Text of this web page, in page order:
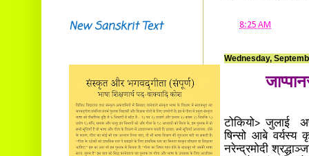
8:25 AM
Wednesday,
टोकियो> जुलाई
षिन्सो आबे वर्यस्य
नरेन्द्रमोदी
New Sanskrit Text